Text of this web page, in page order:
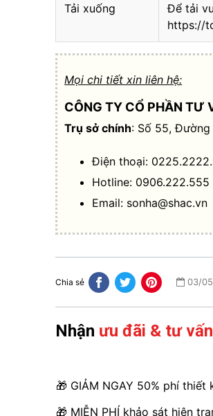
Tải xuống
Để tải
https://
Mọi chi tiết xin liên hệ:
CÔNG TY CỔ PHẦN TƯ
Trụ sở chính: Số 55, Đường
Điện thoại:
Hotline: 0906.222.555
Email: sonha@shac.vn
Chia sẻ 03/
Nhận ưu đãi & tư vấn
🎁 GIẢM NGAY 50% phí
🎁 MIỄN PHÍ khảo sát hiện